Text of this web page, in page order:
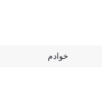
خوادم